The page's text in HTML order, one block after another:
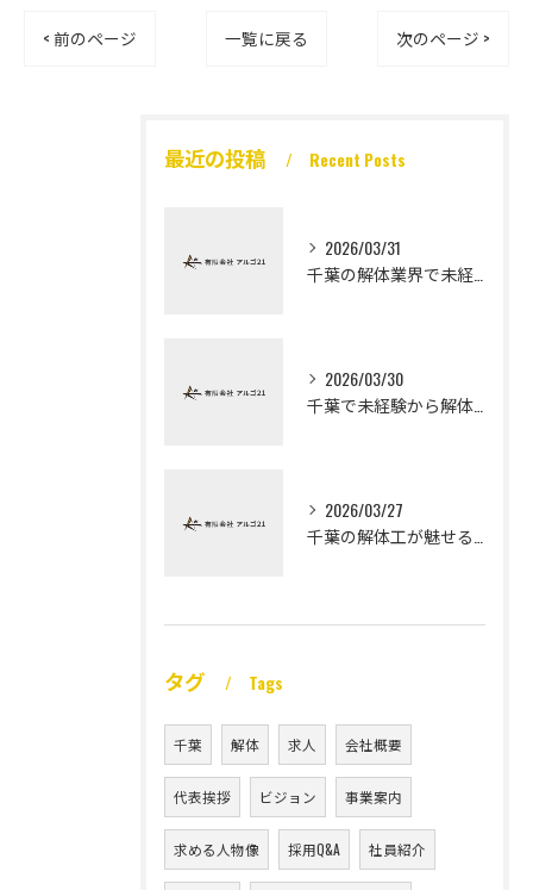
< 前のページ 一覧に戻る 次のページ >
最近の投稿 Recent Posts
2026/03/31
2026/03/30
2026/03/27
タグ Tags
千葉 解体 求人 会社概要
代表挨拶 ビジョン 事業案内
求める人物像 採用Q&A 社員紹介